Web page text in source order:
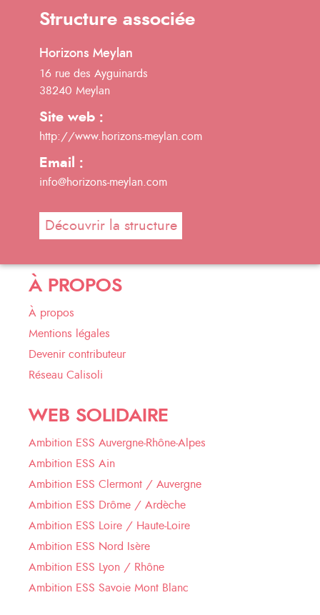
Structure associée
Horizons Meylan
16 rue des Ayguinards
38240 Meylan
Site web :
http://www.horizons-meylan.com
Email :
info@horizons-meylan.com
Découvrir la structure
À PROPOS
À propos
Mentions légales
Devenir contributeur
Réseau Calisoli
WEB SOLIDAIRE
Ambition ESS Auvergne-Rhône-Alpes
Ambition ESS Ain
Ambition ESS Clermont / Auvergne
Ambition ESS Drôme / Ardèche
Ambition ESS Loire / Haute-Loire
Ambition ESS Nord Isère
Ambition ESS Lyon / Rhône
Ambition ESS Savoie Mont Blanc